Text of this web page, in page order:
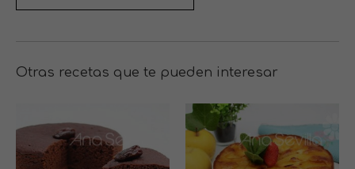
Otras recetas que te pueden interesar